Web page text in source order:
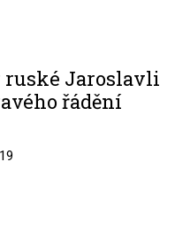
ruské Jaroslavli
řádění